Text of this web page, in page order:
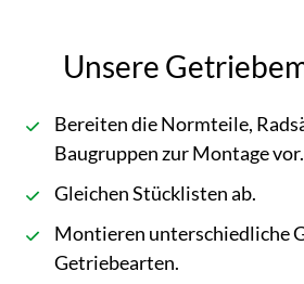
Unsere
Bereiten die Normteile,
Baugruppen zur Montage vor.
Gleichen Stücklisten ab.
Montieren unterschiedliche
Getriebearten.